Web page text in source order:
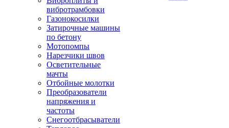
вибротрамбовки
Газонокосилки
Затирочные машины
по бетону
Мотопомпы
Нарезчики швов
Осветительные
мачты
Отбойные молотки
Преобразователи
напряжения и
частоты
Снегоотбрасыватели